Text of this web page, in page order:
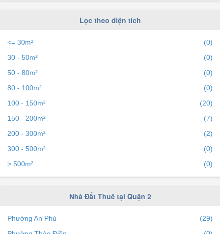
Lọc theo diện tích
<= 30m²
(0)
30 - 50m²
(0)
50 - 80m²
(0)
80 - 100m²
(0)
100 - 150m²
(20)
150 - 200m²
(7)
200 - 300m²
(2)
300 - 500m²
(0)
> 500m²
(0)
Nhà Đất Thuê tại Quận 2
Phường An Phú
(29)